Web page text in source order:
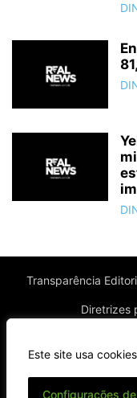
Este site usa
Configurações
Transparência
Diretrizes